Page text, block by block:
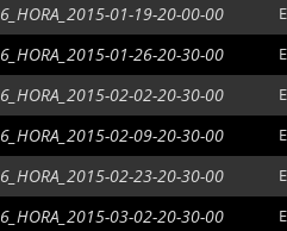
6_HORA_2015-01-19-20-00-00
6_HORA_2015-01-26-20-30-00
6_HORA_2015-02-02-20-30-00
6_HORA_2015-02-09-20-30-00
6_HORA_2015-02-23-20-30-00
6_HORA_2015-03-02-20-30-00